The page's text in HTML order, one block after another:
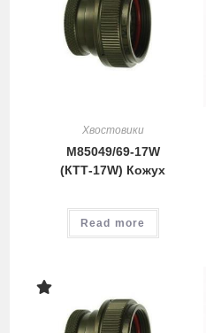
Хвостовики
M85049/69-17W
(КТТ-17W) Кожух
Read more